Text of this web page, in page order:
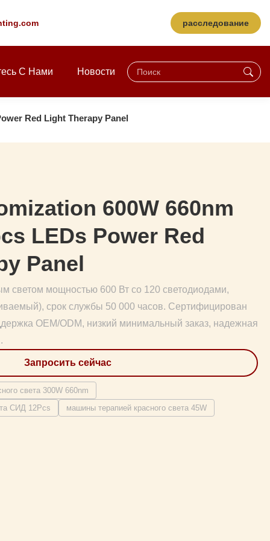
расследование
С Нами Новости
Red Light Therapy Panel
600W 660nm
LEDs Power Red
Panel
светом мощностью 600 Вт со 120 светодиодами,
срок службы 50 000 часов. Сертифицирован
OEM/ODM, низкий минимальный заказ, надежная
Запросить сейчас
света 300W 660nm
СИД 12Pcs
машины терапией красного света 45W